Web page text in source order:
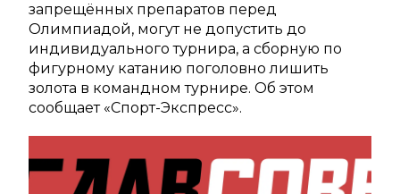
запрещённых препаратов перед
Олимпиадой, могут не допустить до
индивидуального турнира, а сборную по
фигурному катанию поголовно лишить
золота в командном турнире. Об этом
сообщает «Спорт-Экспресс».